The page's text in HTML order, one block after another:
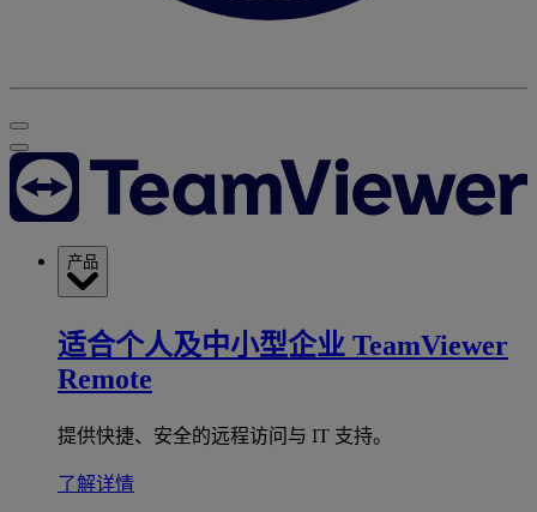
产品
适合个人及中小型企业 TeamViewer
Remote
提供快捷、安全的远程访问与 IT 支持。
了解详情